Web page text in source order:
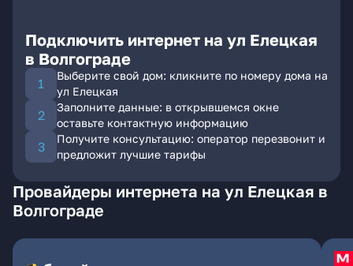
Подключить интернет на ул Елецкая
в Волгограде
Выберите свой дом: кликните по номеру дома на
ул Елецкая
Заполните данные: в открывшемся окне
оставьте контактную информацию
Получите консультацию: оператор перезвонит и
предложит лучшие тарифы
Провайдеры интернета на ул Елецкая в
Волгограде